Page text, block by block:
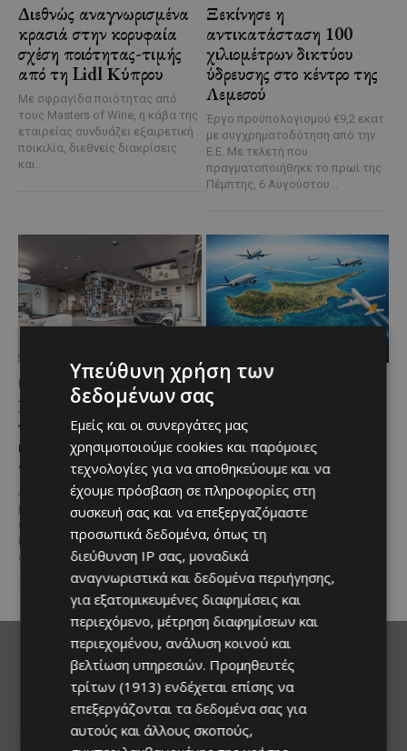
Διεθνώς αναγνωρισμένα
κρασιά στην κορυφαία
σχέση ποιότητας-τιμής
από τη Lidl Κύπρου
Με σφραγίδα ποιότητας από
τους Masters of Wine, η κάβα της
εταιρείας συνδυάζει εξαιρετική
ποικιλία, διεθνείς διακρίσεις
και...
Ξεκίνησε η
αντικατάσταση 100
χιλιομέτρων δικτύου
ύδρευσης στο κέντρο της
Λεμεσού
Έργο προϋπολογισμού €9,2 εκατ.
με συγχρηματοδότηση από την
Ε.Ε. Με τελετή που
πραγματοποιήθηκε το πρωί της
Πέμπτης, 6 Αυγούστου...
ΜΈΝΟΥΜΕ ΕΝΗΜΕΡΩΜΈΝΟΙ
Η Mercedes-Benz
γιορτάζει έναν αιώνα
ιστορίας και κοιτάζει
προς το μέλλον
Λίγες αυτοκινητοβιομηχανίες
μπορούν να ισχυριστούν ότι το
όνομά τους έγινε συνώνυμο της
ίδιας της ιστορίας του
αυτοκινήτου. Η...
ΜΈΝΟΥΜΕ ΕΝΗΜΕΡΩΜΈΝΟΙ
Ο τουρισμός ως εθνική
υπόθεση
Του Γιάννου Πανταζή* Είναι κοινή
πεποίθηση ότι ο τουρισμός
αποτελεί μία από τις
σημαντικότερες βιομηχανίες της
Κύπρου και διαχρονικά...
Υπεύθυνη χρήση των
δεδομένων σας
Εμείς και οι συνεργάτες μας
χρησιμοποιούμε cookies και παρόμοιες
τεχνολογίες για να αποθηκεύουμε και να
έχουμε πρόσβαση σε πληροφορίες στη
συσκευή σας και να επεξεργαζόμαστε
προσωπικά δεδομένα, όπως τη
διεύθυνση IP σας, μοναδικά
αναγνωριστικά και δεδομένα περιήγησης,
για εξατομικευμένες διαφημίσεις και
περιεχόμενο, μέτρηση διαφημίσεων και
περιεχομένου, ανάλυση κοινού και
βελτίωση υπηρεσιών. Προμηθευτές
τρίτων (1913) ενδέχεται επίσης να
επεξεργάζονται τα δεδομένα σας για
αυτούς και άλλους σκοπούς,